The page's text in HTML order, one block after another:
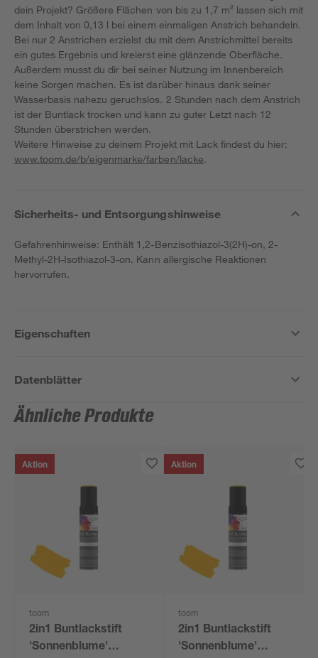
dein Projekt? Größere Flächen von bis zu 1,7 m² lassen sich mit
dem Inhalt von 0,13 l bei einem einmaligen Anstrich behandeln.
Bei nur 2 Anstrichen erzielst du mit dem Anstrichmittel bereits
ein gutes Ergebnis und kreierst eine glänzende Oberfläche.
Außerdem musst du dir bei seiner Nutzung im Innenbereich
keine Sorgen machen. Es ist darüber hinaus dank seiner
Wasserbasis nahezu geruchslos. 2 Stunden nach dem Anstrich
ist der Buntlack trocken und kann zu guter Letzt nach 12
Stunden überstrichen werden.
Weitere Hinweise zu deinem Projekt mit Lack findest du hier:
www.toom.de/b/eigenmarke/farben/lacke.
Sicherheits- und Entsorgungshinweise
Gefahrenhinweise: Enthält 1,2-Benzisothiazol-3(2H)-on, 2-
Methyl-2H-Isothiazol-3-on. Kann allergische Reaktionen
hervorrufen.
Eigenschaften
Datenblätter
Ähnliche Produkte
Aktion
toom
2in1 Buntlackstift
'Sonnenblume'
Aktion
toom
2in1 Buntlackstift
'Sonnenblume'